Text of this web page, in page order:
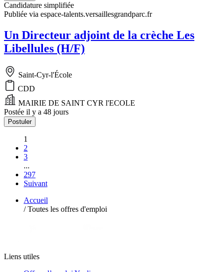
Candidature simplifiée
Publiée via espace-talents.versaillesgrandparc.fr
Un Directeur adjoint de la crèche Les
Libellules (H/F)
Saint-Cyr-l'École
CDD
MAIRIE DE SAINT CYR l'ECOLE
Postée il y a 48 jours
Postuler
1
2
3
...
297
Suivant
Accueil
/ Toutes les offres d'emploi
Liens utiles